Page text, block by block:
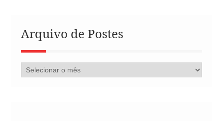
Arquivo de Postes
Arquivo
de